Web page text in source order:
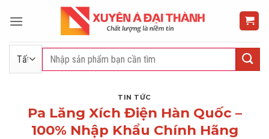
qua
Tìm
TIN TỨC
Pa Lăng Xích Điện Hàn Quốc –
100% Nhập Khẩu Chính Hãng